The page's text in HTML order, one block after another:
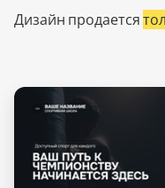
Дизайн продается